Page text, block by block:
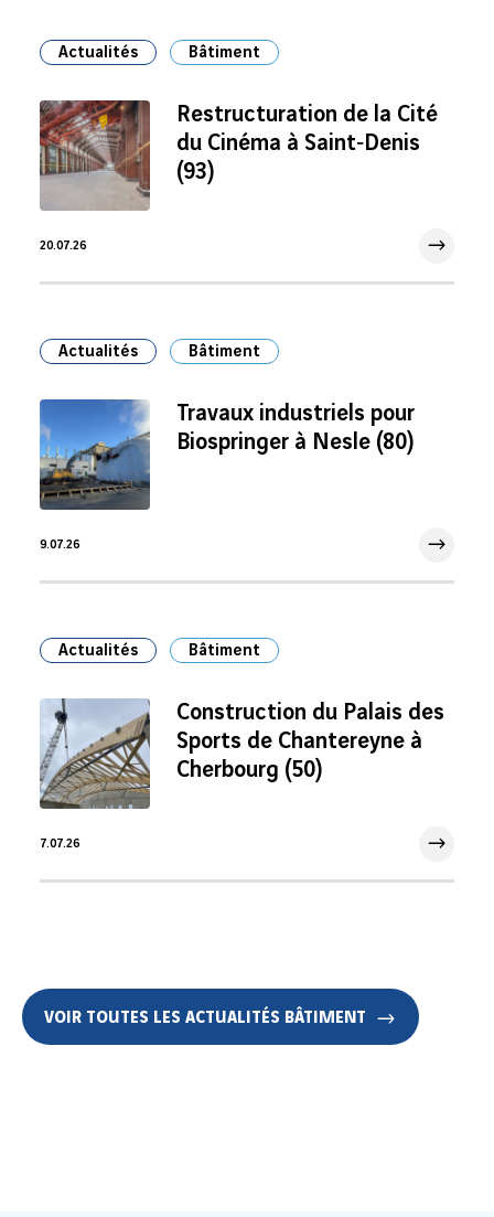
Actualités Bâtiment
Restructuration de la Cité
du Cinéma à Saint‑Denis
(93)
20.07.26
Actualités Bâtiment
Travaux industriels pour
Biospringer à Nesle (80)
9.07.26
Actualités Bâtiment
Construction du Palais des
Sports de Chantereyne à
Cherbourg (50)
7.07.26
VOIR TOUTES LES ACTUALITÉS BÂTIMENT